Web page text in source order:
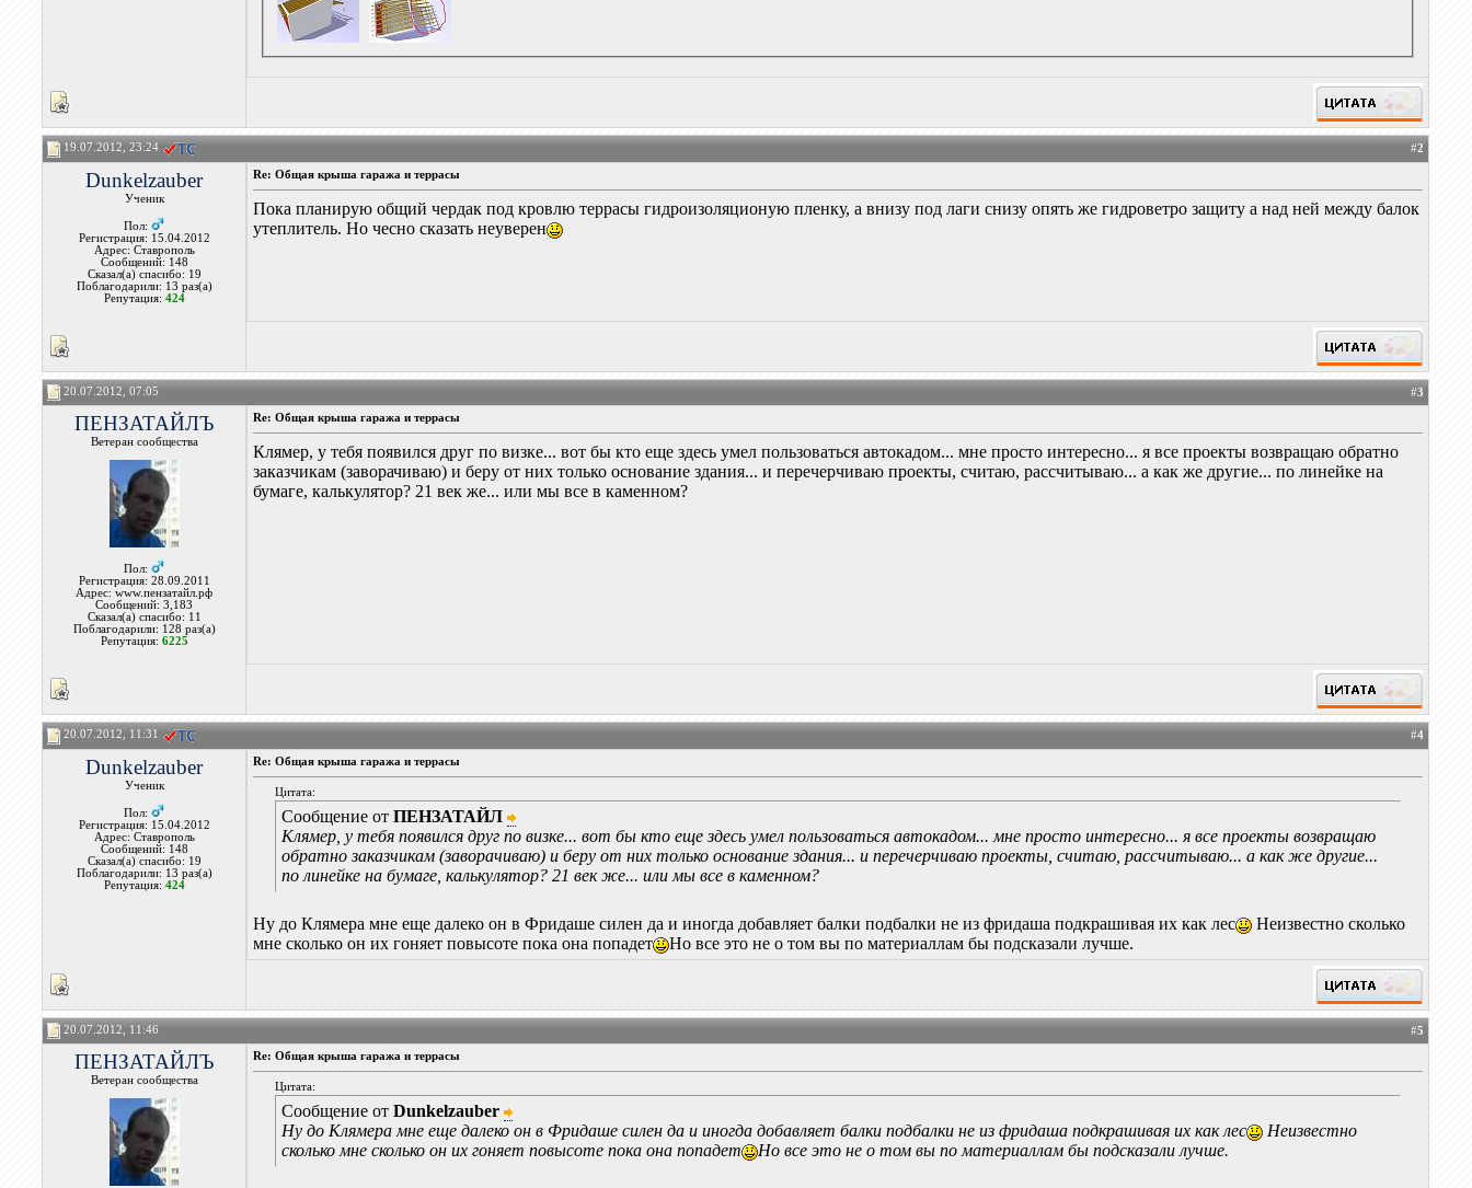
19.07.2012, 23:24 #2
Dunkelzauber
Ученик
Пол:
Регистрация: 15.04.2012
Адрес: Ставрополь
Сообщений: 148
Сказал(а) спасибо: 19
Поблагодарили: 13 раз(а)
Репутация: 424
Re: Общая крыша гаража и террасы
Пока планирую общий чердак под кровлю террасы гидроизоляционую пленку, а внизу под лаги снизу опять же гидроветро защиту а над ней между балок
утеплитель. Но чесно сказать неуверен
20.07.2012, 07:05 #3
ПЕНЗАТАЙЛЪ
Ветеран сообщества
Пол:
Регистрация: 28.09.2011
Адрес: www.пензатайл.рф
Сообщений: 3,183
Сказал(а) спасибо: 11
Поблагодарили: 128 раз(а)
Репутация: 6225
Re: Общая крыша гаража и террасы
Клямер, у тебя появился друг по визке... вот бы кто еще здесь умел пользоваться автокадом... мне просто интересно... я все проекты возвращаю обратно
заказчикам (заворачиваю) и беру от них только основание здания... и перечерчиваю проекты, считаю, рассчитываю... а как же другие... по линейке на
бумаге, калькулятор? 21 век же... или мы все в каменном?
20.07.2012, 11:31 #4
Dunkelzauber
Ученик
Пол:
Регистрация: 15.04.2012
Адрес: Ставрополь
Сообщений: 148
Сказал(а) спасибо: 19
Поблагодарили: 13 раз(а)
Репутация: 424
Re: Общая крыша гаража и террасы
Цитата:
Сообщение отПЕНЗАТАЙЛ
Клямер, у тебя появился друг по визке... вот бы кто еще здесь умел пользоваться автокадом... мне просто интересно... я все проекты возвращаю
обратно заказчикам (заворачиваю) и беру от них только основание здания... и перечерчиваю проекты, считаю, рассчитываю... а как же другие...
по линейке на бумаге, калькулятор? 21 век же... или мы все в каменном?
Ну до Клямера мне еще далеко он в Фридаше силен да и иногда добавляет балки подбалки не из фридаша подкрашивая их как лес
Неизвестно сколько
мне сколько он их гоняет повысоте пока она попадет
Но все это не о том вы по материаллам бы подсказали лучше.
20.07.2012, 11:46 #5
ПЕНЗАТАЙЛЪ
Ветеран сообщества
Re: Общая крыша гаража и террасы
Цитата:
Сообщение отDunkelzauber
Ну до Клямера мне еще далеко он в Фридаше силен да и иногда добавляет балки подбалки не из фридаша подкрашивая их как лес
Неизвестно
сколько мне сколько он их гоняет повысоте пока она попадет
Но все это не о том вы по материаллам бы подсказали лучше.